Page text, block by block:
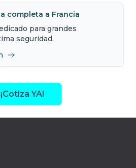
completa a Francia
para grandes
seguridad.
¡Cotiza YA!